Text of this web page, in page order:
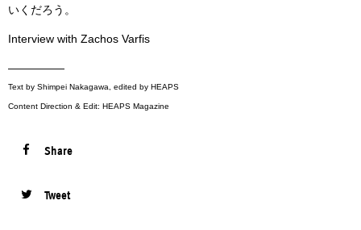
いくだろう。
Interview with Zachos Varfis
—————
Text by Shimpei Nakagawa, edited by HEAPS
Content Direction & Edit: HEAPS Magazine
Share
Tweet